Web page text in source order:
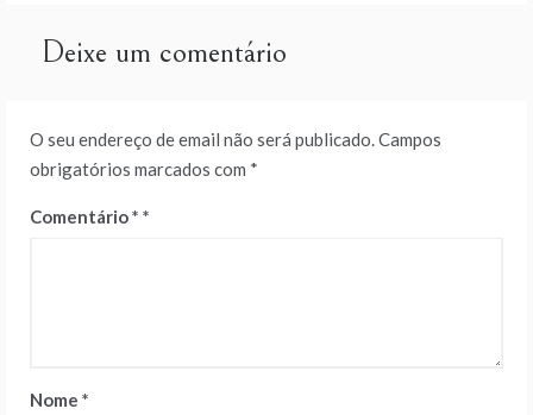
artigos
Deixe um comentário
O seu endereço de email não será publicado.Campos
obrigatórios marcados com *
Comentário*
Nome *